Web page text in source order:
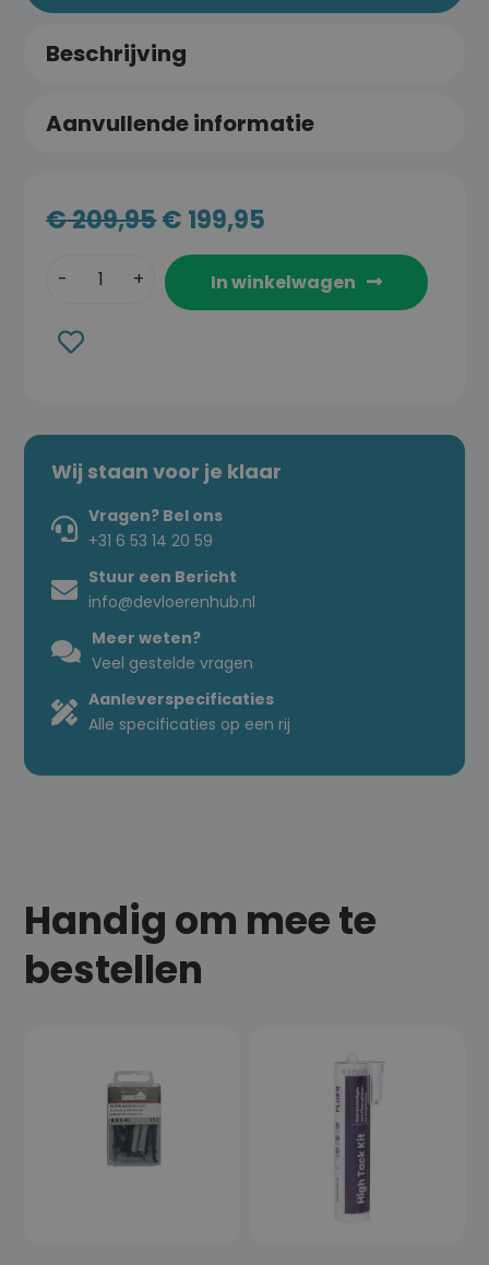
Beschrijving
Aanvullende informatie
€209,95€ 199,95
In winkelwagen
Wij staan voor je klaar
Vragen? Bel ons
+31 6 53 14 20 59
Stuur een Bericht
info@devloerenhub.nl
Meer weten?
Veel gestelde vragen
Aanleverspecificaties
Alle specificaties op een rij
Handig om mee te
bestellen